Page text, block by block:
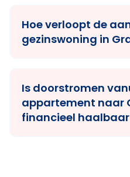
Hoe verloopt de
gezinswoning in
Is doorstromen
appartement naar
financieel